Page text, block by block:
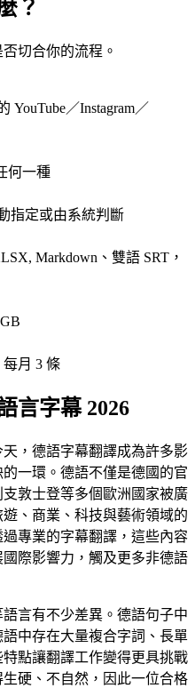
？
切合你的流程。
YouTube／Instagram／
何一種
指定或由系統判斷
Markdown、雙語 SRT，
月 3 條
言字幕 2026
，德語字幕翻譯成為許多影
一環。德語不僅是德國的官
敦士登等多個歐洲國家被廣
、商業、科技與藝術領域的
專業的字幕翻譯，這些內容
際影響力，觸及更多非德語
言有不少差異。德語句子中
中存在大量複合字詞、長單
點讓翻譯工作變得更具挑戰
硬、不自然，因此一位合格